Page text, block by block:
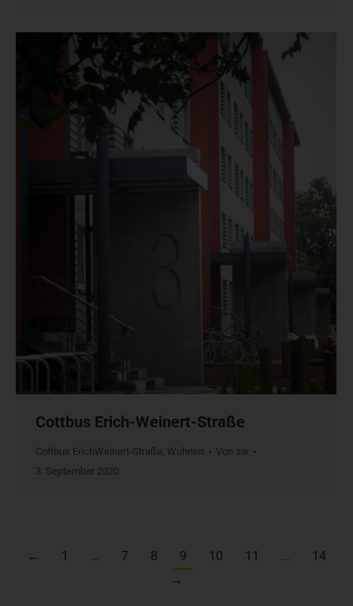
Cottbus Erich-Weinert-Straße
Cottbus ErichWeinert-Straße, Wohnen Von sw
3. September 2020
← 1 … 7 8 9 10 11 …
14
→